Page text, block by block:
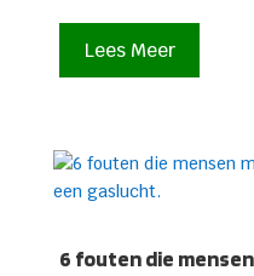
Lees Meer
6 fouten die